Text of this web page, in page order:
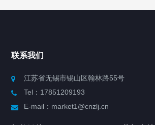
产品列表
制冷加热动态控温系统
联系我们
江苏省无锡市锡山区翰林路55号
Tel：17851209193
E-mail：market1@cnzlj.cn